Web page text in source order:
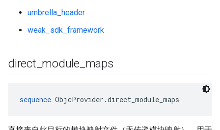
umbrella_header
weak_sdk_framework
direct module maps
sequence ObjcProvider.direct_module_maps